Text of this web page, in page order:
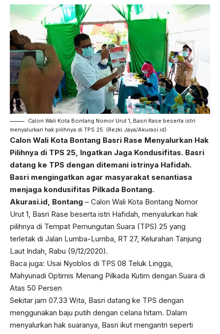
Calon Wali Kota Bontang Nomor Urut 1, Basri Rase beserta istri
menyalurkan hak pilihnya di TPS 25. (Rezki Jaya/Akurasi.id)
Calon Wali Kota Bontang Basri Rase Menyalurkan Hak
Pilihnya di TPS 25, Ingatkan Jaga Kondusifitas. Basri
datang ke TPS dengan ditemani istrinya Hafidah.
Basri mengingatkan agar masyarakat senantiasa
menjaga kondusifitas Pilkada Bontang.
Akurasi.id, Bontang – Calon Wali Kota Bontang Nomor
Urut 1, Basri Rase beserta istri Hafidah, menyalurkan hak
pilihnya di Tempat Pemungutan Suara (TPS) 25 yang
terletak di Jalan Lumba-Lumba, RT 27, Kelurahan Tanjung
Laut Indah, Rabu (9/12/2020).
Baca juga: Usai Nyoblos di TPS 08 Teluk Lingga,
Mahyunadi Optimis Menang Pilkada Kutim dengan Suara di
Atas 50 Persen
Sekitar jam 07.33 Wita, Basri datang ke TPS dengan
menggunakan baju putih dengan celana hitam. Dalam
menyalurkan hak suaranya, Basri ikut mengantri seperti